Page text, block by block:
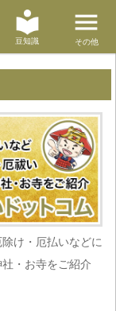
豆知識 その他
け・厄払いなどに
・お寺をご紹介